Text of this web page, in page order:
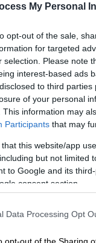
My Personal
opt-out of the sale,
for targeted
selection. Please note
interest-based ads
to third
of your personal
This information may
Participants that may
that this website/app
but not limited
to Google and its
consent section.
Data Processing Opt
opt-out of the Sharing
του
παθιασμένη
και του
η ανάγκη να
εάν
χωρίς καμία
σε μεγάλο
της ίδιας
τι θα κάνει με